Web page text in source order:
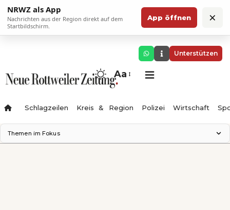
NRWZ als App
Nachrichten aus der Region direkt auf dem
Startbildschirm.
App öffnen ×
Unterstützen
Aa
Schlagzeilen Kreis & Region Polizei Wirtschaft
Themen im Fokus